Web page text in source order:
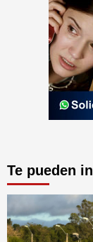
Te pueden